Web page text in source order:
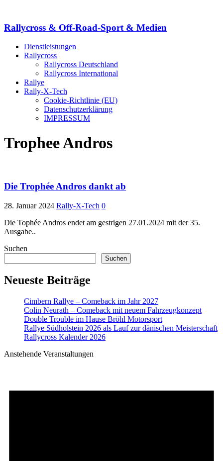
Rallycross & Off-Road-Sport & Medien
Dienstleistungen
Rallycross
Rallycross Deutschland
Rallycross International
Rallye
Rally-X-Tech
Cookie-Richtlinie (EU)
Datenschutzerklärung
IMPRESSUM
Trophee Andros
Die Trophée Andros dankt ab
28. Januar 2024 Rally-X-Tech 0
Die Tophée Andros endet am gestrigen 27.01.2024 mit der 35.
Ausgabe..
Suchen
Suchen
Neueste Beiträge
Cimbern Rallye – Comeback im Jahr 2027
Colin Neurath – Comeback mit neuem Fahrzeugkonzept
Double Trouble im Hause Bröhl Motorsport
Rallye Südholstein 2026 als Lauf zur dänischen Meisterschaft
Rallycross Kalender 2026
Anstehende Veranstaltungen